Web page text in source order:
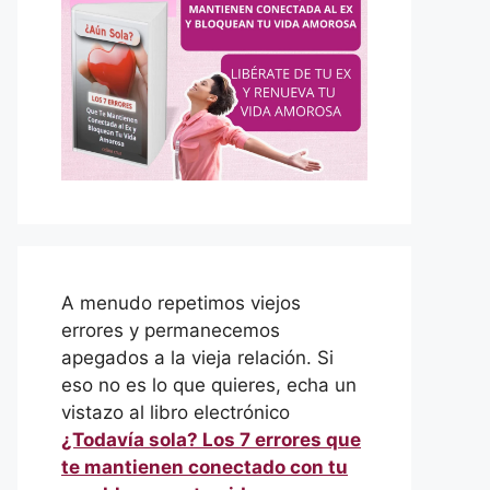
A menudo repetimos viejos
errores y permanecemos
apegados a la vieja relación. Si
eso no es lo que quieres, echa un
vistazo al libro electrónico
¿Todavía sola? Los 7 errores que
te mantienen conectado con tu